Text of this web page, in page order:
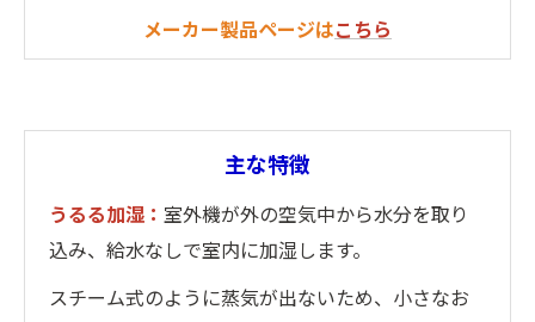
メーカー製品ページはこちら
主な特徴
うるる加湿： 室外機が外の空気中から水分を取り
込み、給水なしで室内に加湿します。
スチーム式のように蒸気が出ないため、小さなお